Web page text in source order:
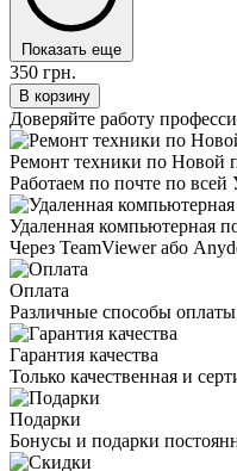
Показать еще
350 грн.
В корзину
Доверяйте работу
Ремонт техники по Новой
Работаем по почте по всей
Удаленная компьютерная
Через TeamViewer або
Оплата
Различные способы оплаты
Гарантия качества
Только качественная и
Подарки
Бонусы и подарки